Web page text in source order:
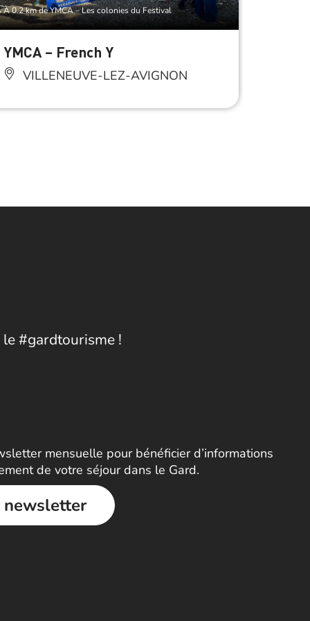
À 0.2 km de YMCA – Les colonies du Festival
YMCA – French Y
VILLENEUVE-LEZ-AVIGNON
#gardtourisme !
mensuelle pour bénéficier d’informations
de votre séjour dans le Gard.
newsletter